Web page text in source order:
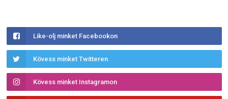
Like-olj minket Facebookon
Kövess minket Twitteren
Kövess minket Instagramon